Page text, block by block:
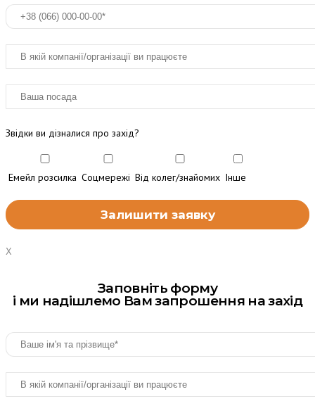
Звідки ви дізналися про захід?
Емейл розсилка Соцмережі Від колег/знайомих Інше
X
Заповніть форму
і ми надішлемо Вам запрошення на захід